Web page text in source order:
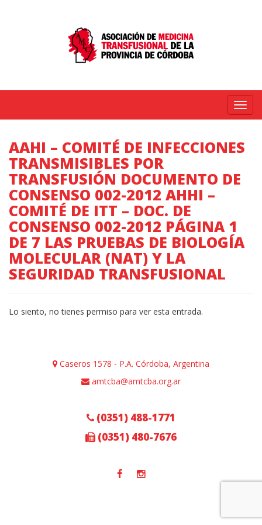
Menú
AAHI – COMITÉ DE INFECCIONES
TRANSMISIBLES POR
TRANSFUSIÓN DOCUMENTO DE
CONSENSO 002-2012 AHHI –
COMITÉ DE ITT – DOC. DE
CONSENSO 002-2012 PÁGINA 1
DE 7 LAS PRUEBAS DE BIOLOGÍA
MOLECULAR (NAT) Y LA
SEGURIDAD TRANSFUSIONAL
Lo siento, no tienes permiso para ver esta entrada.
Caseros 1578 - P.A. Córdoba, Argentina
amtcba@amtcba.org.ar
(0351) 488-1771
(0351) 480-7676